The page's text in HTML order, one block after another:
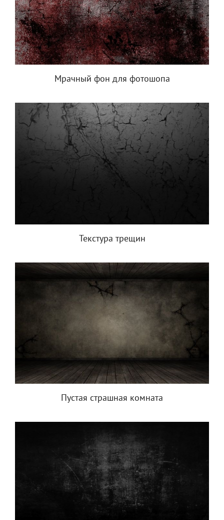
Мрачный фон для фотошопа
Текстура трещин
Пустая страшная комната